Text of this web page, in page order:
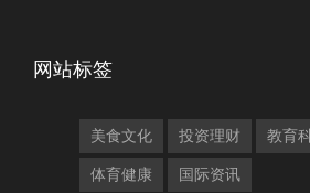
网站标签
美食文化 投资理财 教育
体育健康 国际资讯